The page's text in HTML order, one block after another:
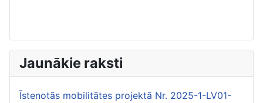
Jaunākie raksti
Īstenotās mobilitātes projektā Nr. 2025-1-LV01-